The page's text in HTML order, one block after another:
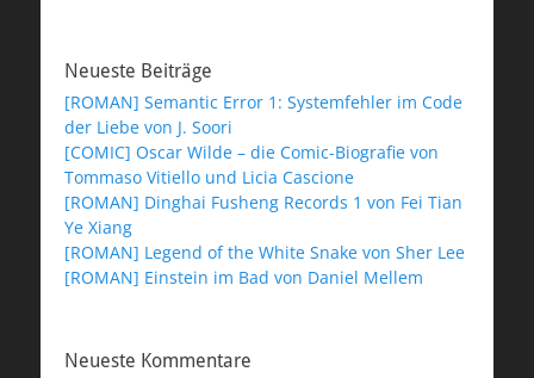
Neueste Beiträge
[ROMAN] Semantic Error 1: Systemfehler im Code
der Liebe von J. Soori
[COMIC] Oscar Wilde – die Comic-Biografie von
Tommaso Vitiello und Licia Cascione
[ROMAN] Dinghai Fusheng Records 1 von Fei Tian
Ye Xiang
[ROMAN] Legend of the White Snake von Sher Lee
[ROMAN] Einstein im Bad von Daniel Mellem
Neueste Kommentare